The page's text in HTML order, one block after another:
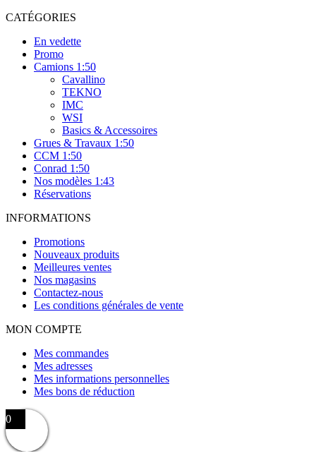
CATÉGORIES
En vedette
Promo
Camions 1:50
Cavallino
TEKNO
IMC
WSI
Basics & Accessoires
Grues & Travaux 1:50
CCM 1:50
Conrad 1:50
Nos modèles 1:43
Réservations
INFORMATIONS
Promotions
Nouveaux produits
Meilleures ventes
Nos magasins
Contactez-nous
Les conditions générales de vente
MON COMPTE
Mes commandes
Mes adresses
Mes informations personnelles
Mes bons de réduction
0